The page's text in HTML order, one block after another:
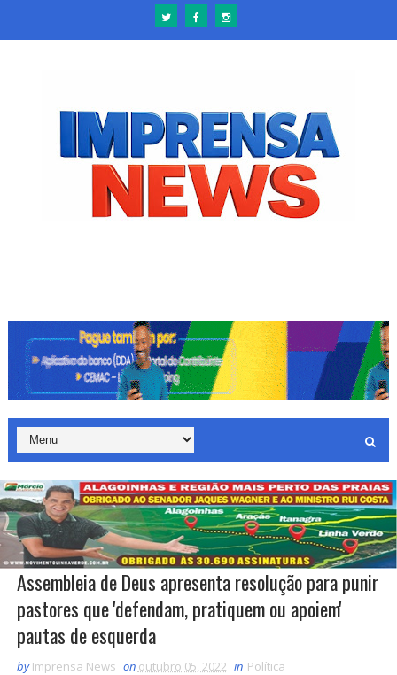
Assembleia de Deus apresenta resolução para punir
pastores que 'defendam, pratiquem ou apoiem'
pautas de esquerda
by Imprensa News on outubro 05, 2022 in Política